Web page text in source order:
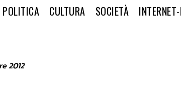
POLITICA CULTURA SOCIETÀ
2012